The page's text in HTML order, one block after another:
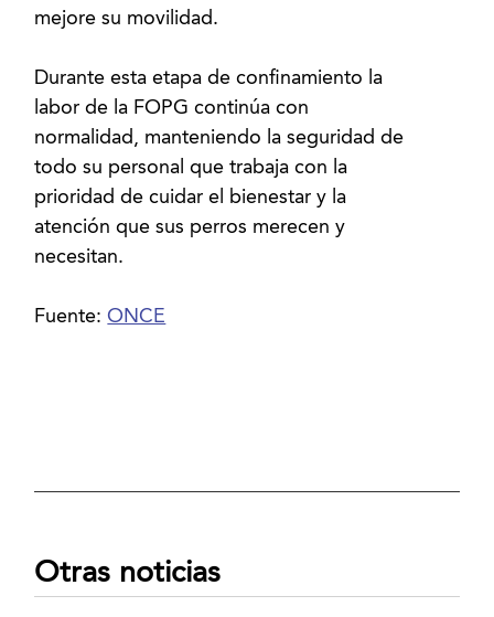
mejore su movilidad.
Durante esta etapa de confinamiento la
labor de la FOPG continúa con
normalidad, manteniendo la seguridad de
todo su personal que trabaja con la
prioridad de cuidar el bienestar y la
atención que sus perros merecen y
necesitan.
Fuente:ONCE
Otras noticias